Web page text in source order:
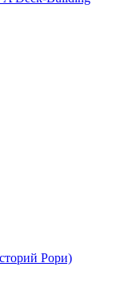
Рори)